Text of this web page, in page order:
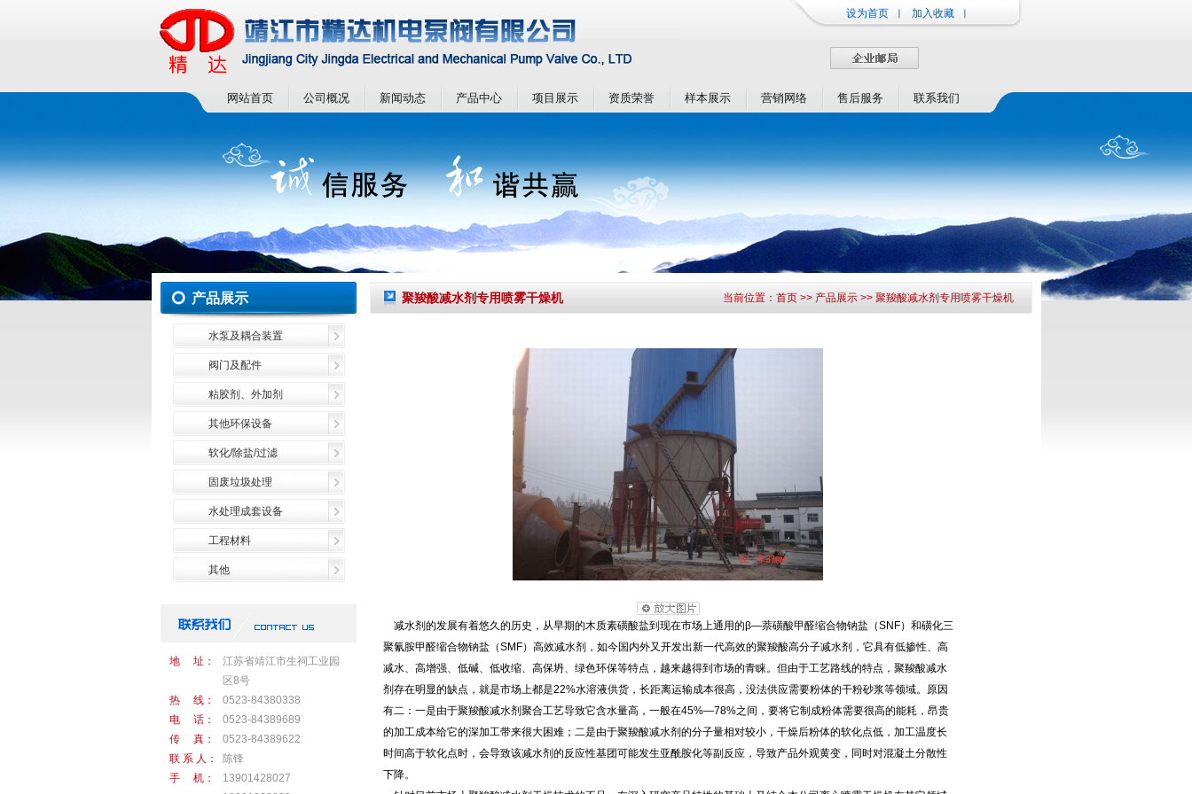
设为首页 加入收藏
网站首页 公司概况 新闻动态 产品中心 项目展示 资质荣誉 样本展示 营销网络 售后服务 联系我们
产品展示
水泵及耦合装置
阀门及配件
粘胶剂、外加剂
其他环保设备
软化/除盐/过滤
固废垃圾处理
水处理成套设备
工程材料
其他
地 址：
江苏省靖江市生祠工业园
区8号
热 线：
0523-84380338
电 话：
0523-84389689
传 真：
0523-84389622
联 系 人：
陈锋
手 机：
13901428027
聚羧酸减水剂专用喷雾干燥机 当前位置： 首页>> 产品展示 >> 聚羧酸减水剂专用喷雾干燥机
减水剂的发展有着悠久的历史，从早期的木质素磺酸盐到现在市场上通用的β—萘磺酸甲醛缩合物钠盐（SNF）和磺化三
聚氰胺甲醛缩合物钠盐（SMF）高效减水剂，如今国内外又开发出新一代高效的聚羧酸高分子减水剂，它具有低掺性、高
减水、高增强、低碱、低收缩、高保坍、绿色环保等特点，越来越得到市场的青睐。但由于工艺路线的特点，聚羧酸减水
剂存在明显的缺点，就是市场上都是22%水溶液供货，长距离运输成本很高，没法供应需要粉体的干粉砂浆等领域。原因
有二：一是由于聚羧酸减水剂聚合工艺导致它含水量高，一般在45%—78%之间，要将它制成粉体需要很高的能耗，昂贵
的加工成本给它的深加工带来很大困难；二是由于聚羧酸减水剂的分子量相对较小，干燥后粉体的软化点低，加工温度长
时间高于软化点时，会导致该减水剂的反应性基团可能发生亚酰胺化等副反应，导致产品外观黄变，同时对混凝土分散性
下降。